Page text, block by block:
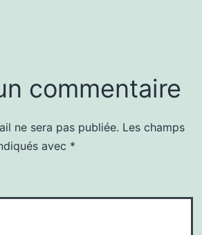
commentaire
ne sera pas publiée. Les champs
avec *